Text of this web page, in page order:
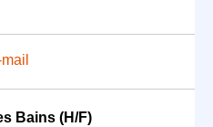
Bains (H/F)